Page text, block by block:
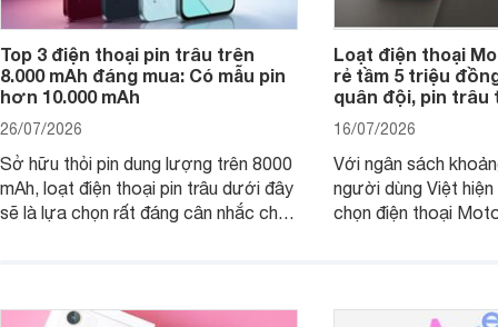
Top 3 điện thoại pin trâu trên
8.000 mAh đáng mua: Có mẫu pin
hơn 10.000 mAh
26/07/2026
Sở hữu thỏi pin dung lượng trên 8000
mAh, loạt điện thoại pin trâu dưới đây
sẽ là lựa chọn rất đáng cân nhắc cho
Loạt điện thoại
rẻ tầm 5 triệu
quân đội, pin trâu
16/07/2026
Với ngân sách
người dùng Việt
chọn điện thoại